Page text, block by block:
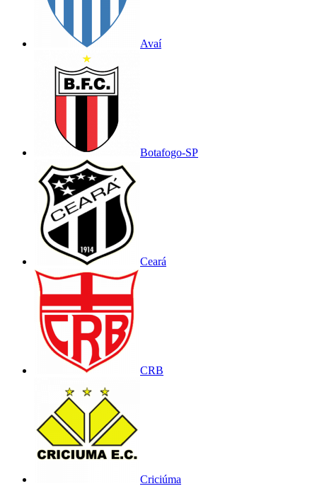
Avaí
Botafogo-SP
Ceará
CRB
Criciúma